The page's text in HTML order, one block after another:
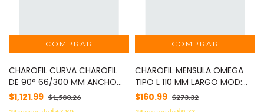
CHAROFIL CURVA CHAROFIL
DE 90° 66/300 MM ANCHO
BIMETALICO MOD: CH-C90-
$1,121.99 $1,580.26
CHAROFIL MENSULA OMEGA
TIPO L 110 MM LARGO MOD:
CH-MOL-110EZ
$160.99 $273.32